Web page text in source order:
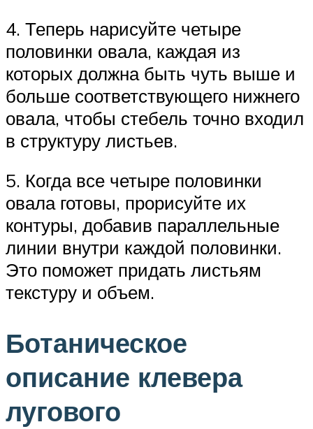
4. Теперь нарисуйте четыре
половинки овала, каждая из
которых должна быть чуть выше и
больше соответствующего нижнего
овала, чтобы стебель точно входил
в структуру листьев.
5. Когда все четыре половинки
овала готовы, прорисуйте их
контуры, добавив параллельные
линии внутри каждой половинки.
Это поможет придать листьям
текстуру и объем.
Ботаническое
описание клевера
лугового